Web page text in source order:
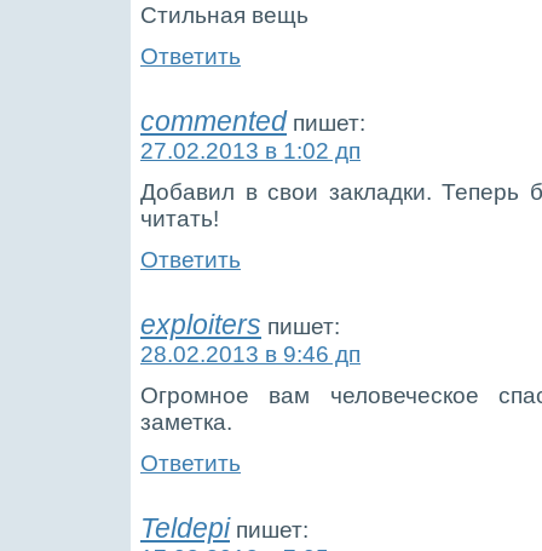
Стильная вещь
Ответить
commented пишет:
27.02.2013 в 1:02 дп
Добавил в свои закладки. Теперь
читать!
Ответить
exploiters пишет:
28.02.2013 в 9:46 дп
Огромное вам человеческое
заметка.
Ответить
Teldepi пишет: